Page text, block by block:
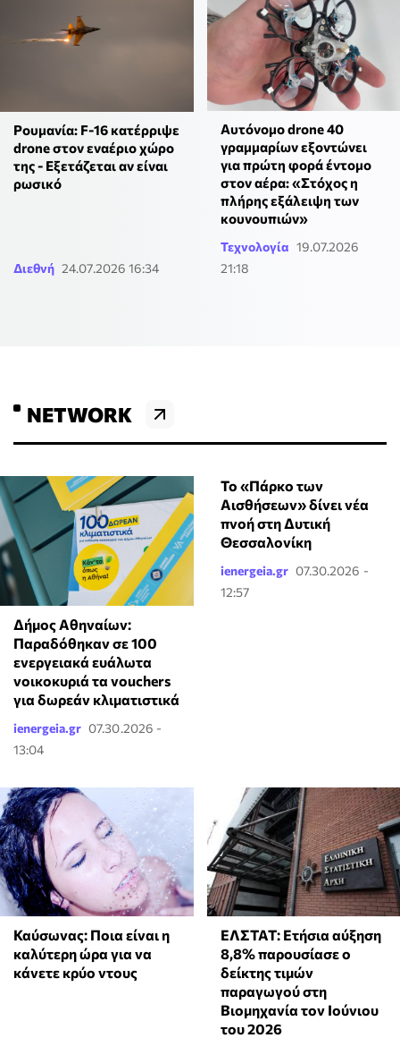
Ρουμανία: F-16 κατέρριψε
drone στον εναέριο χώρο
της - Εξετάζεται αν είναι
ρωσικό
Διεθνή 24.07.2026 16:34
Αυτόνομο drone 40
γραμμαρίων εξοντώνει
για πρώτη φορά έντομο
στον αέρα: «Στόχος η
πλήρης εξάλειψη των
κουνουπιών»
Τεχνολογία 19.07.2026
21:18
NETWORK
Δήμος Αθηναίων:
Παραδόθηκαν σε 100
ενεργειακά ευάλωτα
νοικοκυριά τα vouchers
για δωρεάν κλιματιστικά
ienergeia.gr 07.30.2026 -
13:04
Το «Πάρκο των
Αισθήσεων» δίνει νέα
πνοή στη Δυτική
Θεσσαλονίκη
ienergeia.gr 07.30.2026 -
12:57
Καύσωνας: Ποια είναι η
καλύτερη ώρα για να
κάνετε κρύο ντους
ΕΛΣΤΑΤ: Ετήσια αύξηση
8,8% παρουσίασε ο
δείκτης τιμών
παραγωγού στη
Βιομηχανία τον Ιούνιου
του 2026